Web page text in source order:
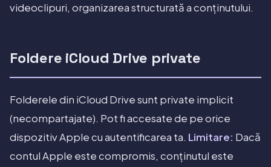
videoclipuri, organizarea structurată a conținutului.
Foldere iCloud Drive private
Folderele din iCloud Drive sunt private implicit
(necompartajate). Pot fi accesate de pe orice
dispozitiv Apple cu autentificarea ta. Limitare: Dacă
contul Apple este compromis, conținutul este